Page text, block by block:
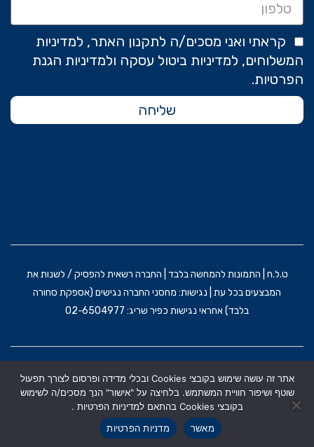
קראתי ואני מסכים/ה לתקנון האתר, למדיניות
המשלוחים, למדיניות ביטול עסקה ולמדיניות הגנת
הפרטיות.
שליחה
ט.ל.ח | התמונות להמחשה בלבד | החברה רשאית להפסיק / לשנות את
המבצעים בכל עת | נגישות: מחסני החברה נגישים (אספקת סחורה
בלבד) אחראי נגישות כפיר שריג: 02-6504977
תקנון אתר
מדניות הפרטיות הצהרת נגישות
אתר זה עושה שימוש בקובצי Cookies ובכלי מדידה ופרסום לצורך תפעול
שוטף ושיפור חוויית המשתמש. בלחיצה על "אישור" הנך מסכים/ה לשימוש
בקובצי Cookies בהתאם למדיניות הפרטיות .
מאשר
מדניות הפרטיות